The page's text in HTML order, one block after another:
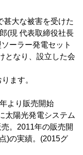
甚大な被害を受けた
(現 代表取締役社長
ーラー発電セット
となり、設立した会
ます。
より販売開始
太陽光発電システム
。2011年の販売開
)の実績。(2015グ